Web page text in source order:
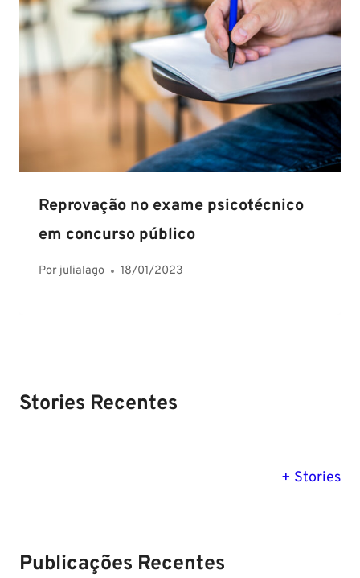
Reprovação no exame psicotécnico
em concurso público
Por julialago 18/01/2023
Stories Recentes
+ Stories
MG:
Publicações Recentes